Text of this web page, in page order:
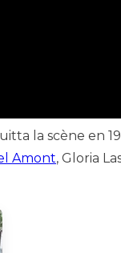
la scène en
Amont, Gloria